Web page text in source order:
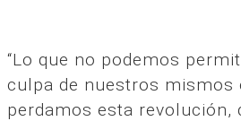
“Lo que no podemos
culpa de nuestros mismos
perdamos esta revolución,